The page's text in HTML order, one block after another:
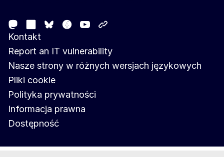
MastodonLinkedIn
Bluesky
Facebook
Youtube
Kontakt
Report an IT vulnerability
Nasze strony w różnych wersjach językowych
Pliki cookie
Polityka prywatności
Informacja prawna
Dostępność